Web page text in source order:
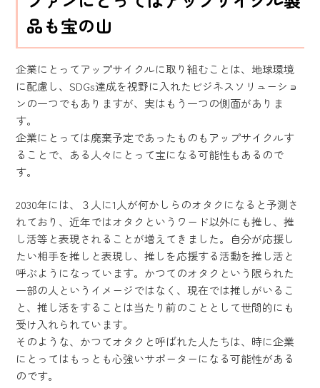
品も宝の山
企業にとってアップサイクルに取り組むことは、地球環境
に配慮し、SDGs達成を視野に入れたビジネスソリューショ
ンの一つでもありますが、実はもう一つの側面がありま
す。
企業にとっては廃棄予定であったものもアップサイクルす
ることで、ある人々にとって宝になる可能性もあるので
す。
2030年には、３人に1人が何かしらのオタクになると予測さ
れており、近年ではオタクというワード以外にも推し、推
し活等と表現されることが増えてきました。自分が応援し
たい相手を推しと表現し、推しを応援する活動を推し活と
呼ぶようになっています。かつてのオタクという限られた
一部の人というイメージではなく、現在では推しがいるこ
と、推し活をすることは当たり前のこととして世間的にも
受け入れられています。
そのような、かつてオタクと呼ばれた人たちは、時に企業
にとってはもっとも心強いサポーターになる可能性がある
のです。